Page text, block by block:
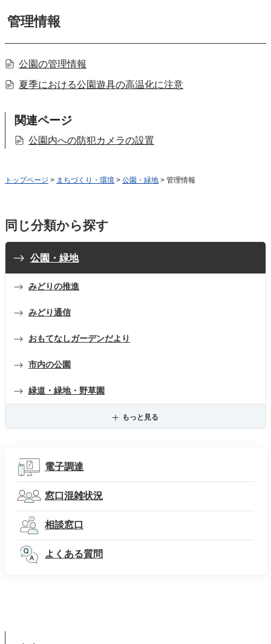
管理情報
公園の管理情報
夏季における公園遊具の高温化に注意
関連ページ
公園内への防犯カメラの設置
トップページ > まちづくり・環境 > 公園・緑地 > 管理情報
同じ分類から探す
公園・緑地
みどりの推進
みどり通信
おもてなしガーデンだより
市内の公園
緑道・緑地・野草園
もっと見る
電子調達
窓口混雑状況
相談窓口
よくある質問